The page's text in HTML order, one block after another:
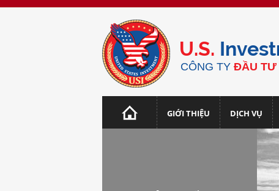
U.S.
CÔNG TY ĐẦU TƯ
GIỚI THIỆU DỊCH VỤ